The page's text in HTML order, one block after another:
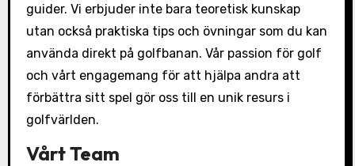
guider. Vi erbjuder inte bara teoretisk kunskap
utan också praktiska tips och övningar som du kan
använda direkt på golfbanan. Vår passion för golf
och vårt engagemang för att hjälpa andra att
förbättra sitt spel gör oss till en unik resurs i
golfvärlden.
Vårt Team